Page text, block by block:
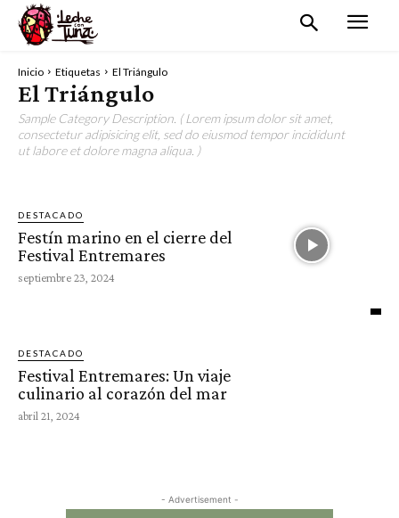
Inicio Etiquetas El Triángulo
El Triángulo
Sample Category Description. ( Lorem ipsum dolor sit amet,
consectetur adipisicing elit, sed do eiusmod tempor incididunt
ut labore et dolore magna aliqua. )
DESTACADO
Festín marino en el cierre del
Festival Entremares
septiembre 23, 2024
DESTACADO
Festival Entremares: Un viaje
culinario al corazón del mar
abril 21, 2024
- Advertisement -